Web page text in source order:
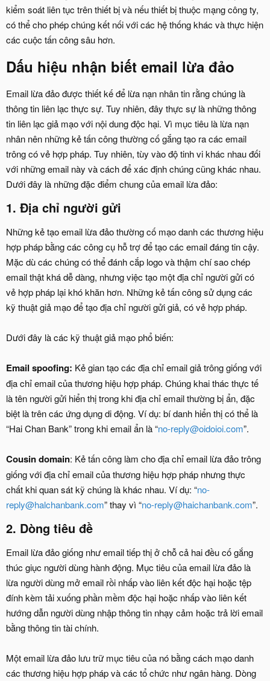
kiểm soát liên tục trên thiết bị và nếu thiết bị thuộc mạng công ty,
có thể cho phép chúng kết nối với các hệ thống khác và thực hiện
các cuộc tấn công sâu hơn.
Dấu hiệu nhận biết email lừa đảo
Email lừa đảo được thiết kế để lừa nạn nhân tin rằng chúng là
thông tin liên lạc thực sự. Tuy nhiên, đây thực sự là những thông
tin liên lạc giả mạo với nội dung độc hại. Vì mục tiêu là lừa nạn
nhân nên những kẻ tấn công thường cố gắng tạo ra các email
trông có vẻ hợp pháp. Tuy nhiên, tùy vào độ tinh vi khác nhau đối
với những email này và cách để xác định chúng cũng khác nhau.
Dưới đây là những đặc điểm chung của email lừa đảo:
1. Địa chỉ người gửi
Những kẻ tạo email lừa đảo thường cố mạo danh các thương hiệu
hợp pháp bằng các công cụ hỗ trợ để tạo các email đáng tin cậy.
Mặc dù các chúng có thể đánh cắp logo và thậm chí sao chép
email thật khá dễ dàng, nhưng việc tạo một địa chỉ người gửi có
vẻ hợp pháp lại khó khăn hơn. Những kẻ tấn công sử dụng các
kỹ thuật giả mạo để tạo địa chỉ người gửi giả, có vẻ hợp pháp.
Dưới đây là các kỹ thuật giả mạo phổ biến:
Email spoofing: Kẻ gian tạo các địa chỉ email giả trông giống với
địa chỉ email của thương hiệu hợp pháp. Chúng khai thác thực tế
là tên người gửi hiển thị trong khi địa chỉ email thường bị ẩn, đặc
biệt là trên các ứng dụng di động. Ví dụ: bí danh hiển thị có thể là
“Hai Chan Bank” trong khi email ẩn là “no-reply@oidoioi.com”.
Cousin domain: Kẻ tấn công làm cho địa chỉ email lừa đảo trông
giống với địa chỉ email của thương hiệu hợp pháp nhưng thực
chất khi quan sát kỹ chúng là khác nhau. Ví dụ: “no-
reply@halchanbank.com” thay vì “no-reply@haichanbank.com”.
2. Dòng tiêu đề
Email lừa đảo giống như email tiếp thị ở chỗ cả hai đều cố gắng
thúc giục người dùng hành động. Mục tiêu của email lừa đảo là
lừa người dùng mở email rồi nhấp vào liên kết độc hại hoặc tệp
đính kèm tải xuống phần mềm độc hại hoặc nhấp vào liên kết
hướng dẫn người dùng nhập thông tin nhạy cảm hoặc trả lời email
bằng thông tin tài chính.
Một email lừa đảo lưu trữ mục tiêu của nó bằng cách mạo danh
các thương hiệu hợp pháp và các tổ chức như ngân hàng. Dòng